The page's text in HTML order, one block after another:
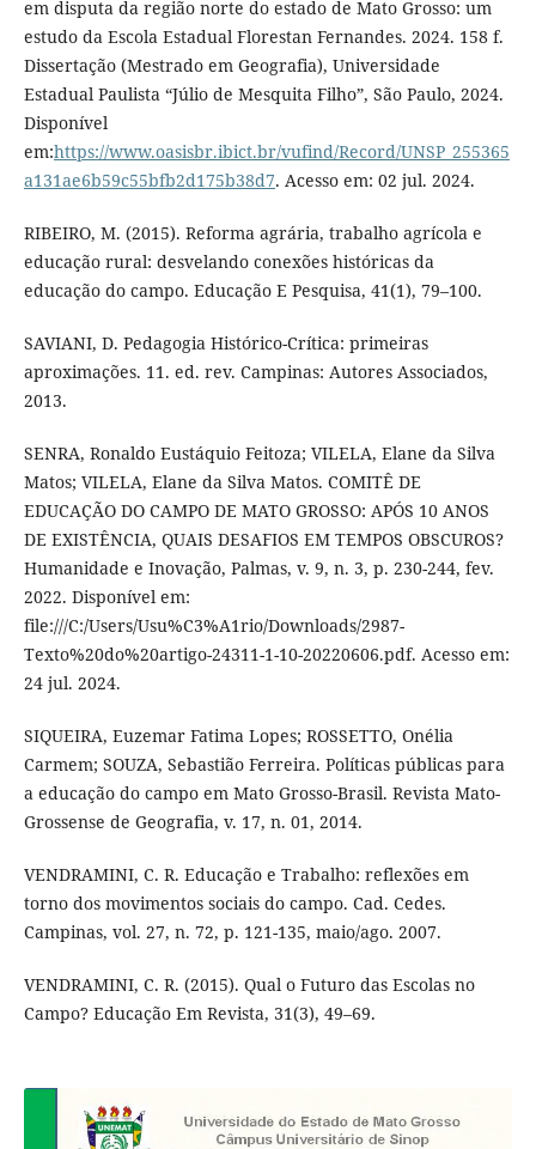
em disputa da região norte do estado de Mato Grosso: um
estudo da Escola Estadual Florestan Fernandes. 2024. 158 f.
Dissertação (Mestrado em Geografia), Universidade
Estadual Paulista “Júlio de Mesquita Filho”, São Paulo, 2024.
Disponível
em:https://www.oasisbr.ibict.br/vufind/Record/UNSP_255365
a131ae6b59c55bfb2d175b38d7. Acesso em: 02 jul. 2024.
RIBEIRO, M. (2015). Reforma agrária, trabalho agrícola e
educação rural: desvelando conexões históricas da
educação do campo. Educação E Pesquisa, 41(1), 79–100.
SAVIANI, D. Pedagogia Histórico-Crítica: primeiras
aproximações. 11. ed. rev. Campinas: Autores Associados,
2013.
SENRA, Ronaldo Eustáquio Feitoza; VILELA, Elane da Silva
Matos; VILELA, Elane da Silva Matos. COMITÊ DE
EDUCAÇÃO DO CAMPO DE MATO GROSSO: APÓS 10 ANOS
DE EXISTÊNCIA, QUAIS DESAFIOS EM TEMPOS OBSCUROS?
Humanidade e Inovação, Palmas, v. 9, n. 3, p. 230-244, fev.
2022. Disponível em:
file:///C:/Users/Usu%C3%A1rio/Downloads/2987-
Texto%20do%20artigo-24311-1-10-20220606.pdf. Acesso em:
24 jul. 2024.
SIQUEIRA, Euzemar Fatima Lopes; ROSSETTO, Onélia
Carmem; SOUZA, Sebastião Ferreira. Políticas públicas para
a educação do campo em Mato Grosso-Brasil. Revista Mato-
Grossense de Geografia, v. 17, n. 01, 2014.
VENDRAMINI, C. R. Educação e Trabalho: reflexões em
torno dos movimentos sociais do campo. Cad. Cedes.
Campinas, vol. 27, n. 72, p. 121-135, maio/ago. 2007.
VENDRAMINI, C. R. (2015). Qual o Futuro das Escolas no
Campo? Educação Em Revista, 31(3), 49–69.